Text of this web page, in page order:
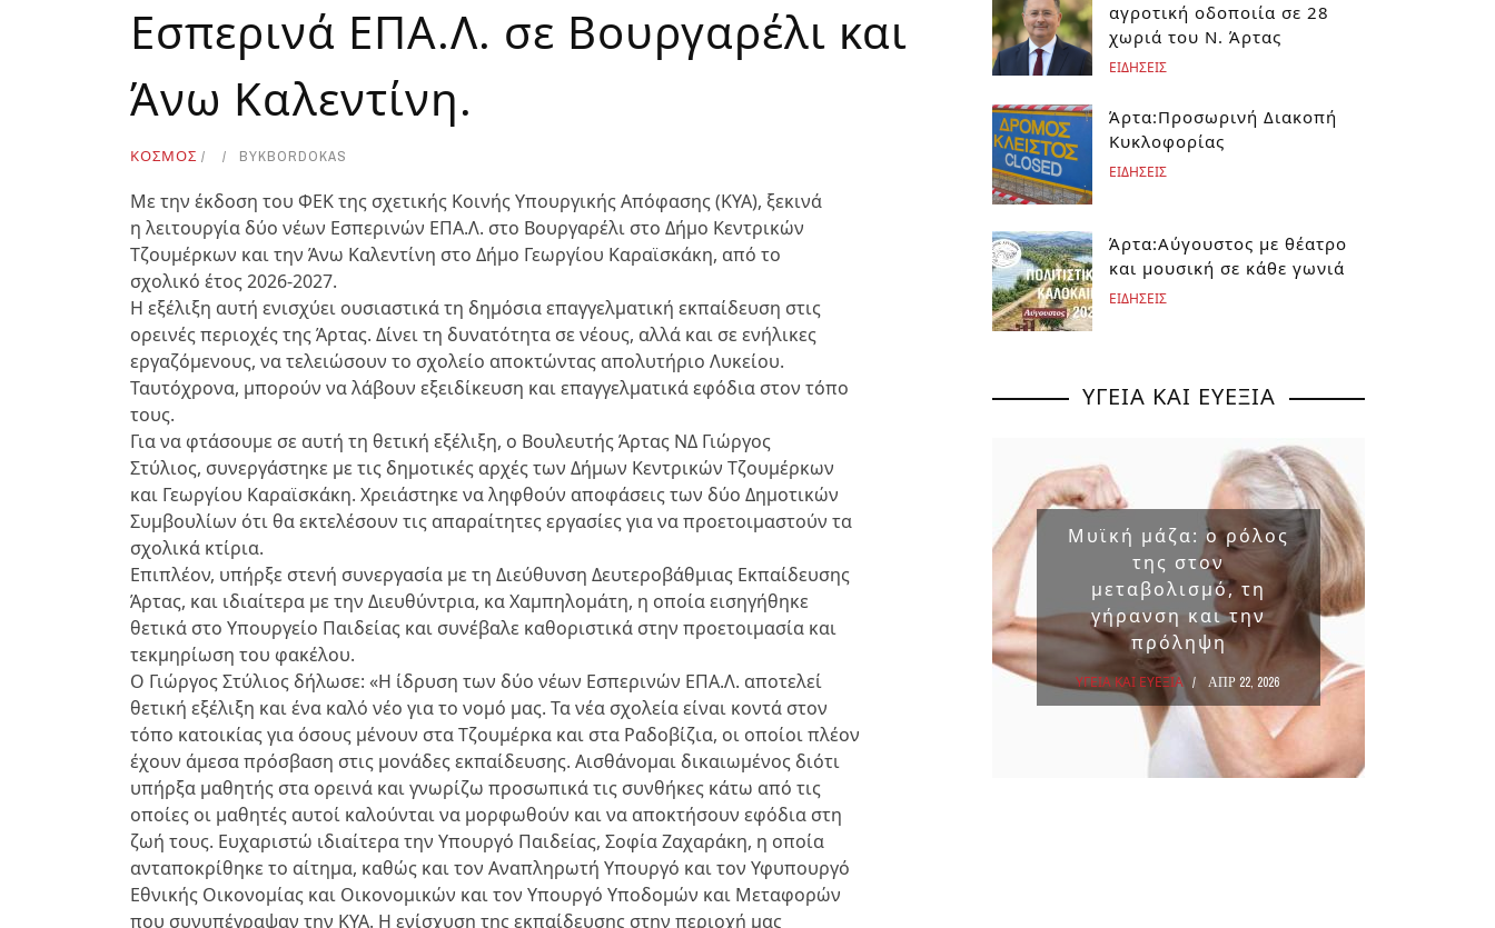
Εσπερινά ΕΠΑ.Λ. σε Βουργαρέλι και
Άνω Καλεντίνη.
ΚΟΣΜΟΣ BYKBORDOKAS
Με την έκδοση του ΦΕΚ της σχετικής Κοινής Υπουργικής Απόφασης (ΚΥΑ), ξεκινά
η λειτουργία δύο νέων Εσπερινών ΕΠΑ.Λ. στο Βουργαρέλι στο Δήμο Κεντρικών
Τζουμέρκων και την Άνω Καλεντίνη στο Δήμο Γεωργίου Καραϊσκάκη, από το
σχολικό έτος 2026-2027.
Η εξέλιξη αυτή ενισχύει ουσιαστικά τη δημόσια επαγγελματική εκπαίδευση στις
ορεινές περιοχές της Άρτας. Δίνει τη δυνατότητα σε νέους, αλλά και σε ενήλικες
εργαζόμενους, να τελειώσουν το σχολείο αποκτώντας απολυτήριο Λυκείου.
Ταυτόχρονα, μπορούν να λάβουν εξειδίκευση και επαγγελματικά εφόδια στον τόπο
τους.
Για να φτάσουμε σε αυτή τη θετική εξέλιξη, ο Βουλευτής Άρτας ΝΔ Γιώργος
Στύλιος, συνεργάστηκε με τις δημοτικές αρχές των Δήμων Κεντρικών Τζουμέρκων
και Γεωργίου Καραϊσκάκη. Χρειάστηκε να ληφθούν αποφάσεις των δύο Δημοτικών
Συμβουλίων ότι θα εκτελέσουν τις απαραίτητες εργασίες για να προετοιμαστούν τα
σχολικά κτίρια.
Επιπλέον, υπήρξε στενή συνεργασία με τη Διεύθυνση Δευτεροβάθμιας Εκπαίδευσης
Άρτας, και ιδιαίτερα με την Διευθύντρια, κα Χαμπηλομάτη, η οποία εισηγήθηκε
θετικά στο Υπουργείο Παιδείας και συνέβαλε καθοριστικά στην προετοιμασία και
τεκμηρίωση του φακέλου.
Ο Γιώργος Στύλιος δήλωσε: «Η ίδρυση των δύο νέων Εσπερινών ΕΠΑ.Λ. αποτελεί
θετική εξέλιξη και ένα καλό νέο για το νομό μας. Τα νέα σχολεία είναι κοντά στον
τόπο κατοικίας για όσους μένουν στα Τζουμέρκα και στα Ραδοβίζια, οι οποίοι πλέον
έχουν άμεσα πρόσβαση στις μονάδες εκπαίδευσης. Αισθάνομαι δικαιωμένος διότι
υπήρξα μαθητής στα ορεινά και γνωρίζω προσωπικά τις συνθήκες κάτω από τις
οποίες οι μαθητές αυτοί καλούνται να μορφωθούν και να αποκτήσουν εφόδια στη
ζωή τους. Ευχαριστώ ιδιαίτερα την Υπουργό Παιδείας, Σοφία Ζαχαράκη, η οποία
ανταποκρίθηκε το αίτημα, καθώς και τον Αναπληρωτή Υπουργό και τον Υφυπουργό
Εθνικής Οικονομίας και Οικονομικών και τον Υπουργό Υποδομών και Μεταφορών
που συνυπέγραψαν την ΚΥΑ. Η ενίσχυση της εκπαίδευσης στην περιοχή μας
αγροτική οδοποιία σε 28
χωριά του Ν. Άρτας
ΕΙΔΗΣΕΙΣ
Άρτα:Προσωρινή Διακοπή
Κυκλοφορίας
ΕΙΔΗΣΕΙΣ
Άρτα:Αύγουστος με θέατρο
και μουσική σε κάθε γωνιά
ΕΙΔΗΣΕΙΣ
ΥΓΕΙΑ ΚΑΙ ΕΥΕΞΙΑ
ΟΛΑ ΟΣΑ ΠΡΕΠΕΙ ΝΑ
ΞΕΡΕΤΕ ΓΙΑ ΤΗ
ΒΕΡΒΕΡΙΝΗ
Μυϊκή μάζα: ο ρόλος
της στον
μεταβολισμό, τη
γήρανση και την
πρόληψη
ΥΓΕΙΑ ΚΑΙ ΕΥΕΞΙΑ ΑΠΡ 22, 2026